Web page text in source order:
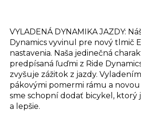
VYLADENÁ DYNAMIKA JAZDY:
Dynamics vyvinul pre nový tlmič
nastavenia. Naša jedinečná
predpísaná ľuďmi z Ride
zvyšuje zážitok z jazdy.
pákovými pomermi rámu a
sme schopní dodať bicykel, ktorý
a lepšie.